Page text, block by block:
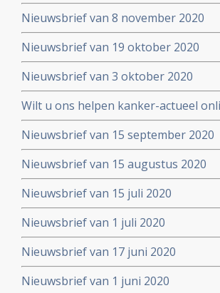
Nieuwsbrief van 8 november 2020
Nieuwsbrief van 19 oktober 2020
Nieuwsbrief van 3 oktober 2020
Wilt u ons helpen kanker-actueel
extra donatie aub?
Nieuwsbrief van 15 september 2020
Nieuwsbrief van 15 augustus 2020
Nieuwsbrief van 15 juli 2020
Nieuwsbrief van 1 juli 2020
Nieuwsbrief van 17 juni 2020
Nieuwsbrief van 1 juni 2020